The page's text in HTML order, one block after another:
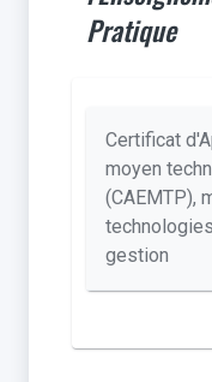
Pratique
Certificat
moyen
(CAEMTP),
gestion